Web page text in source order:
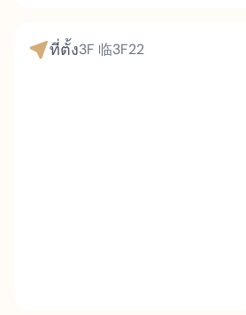
ที่ตั้ง3F 临3F22